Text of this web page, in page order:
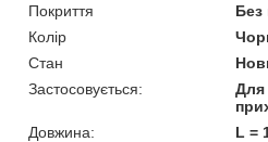
Покриття
Без
Колір
Стан
Застосовується:
Для
Довжина:
L =